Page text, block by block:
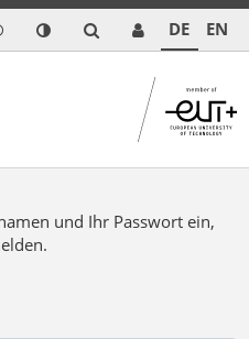
DE EN
und Ihr Passwort ein,